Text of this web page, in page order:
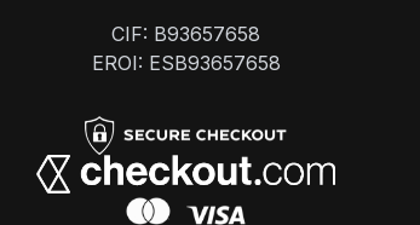
CIF: B93657658
EROI: ESB93657658